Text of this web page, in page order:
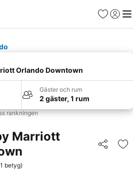
Favoriter
Logga
Orlando Downtown
Gäster och rum
2 gäster, 1 rum
rankningen
Marriott
Dela
betyg)